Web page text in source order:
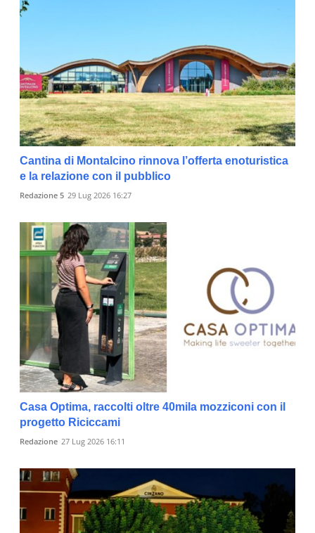
Cantina di Montalcino rinnova l’offerta enoturistica
e la relazione con il pubblico
Redazione 5 29 Lug 2026 16:27
Casa Optima, raccolti oltre 40mila mozziconi con il
progetto Riciccami
Redazione 27 Lug 2026 16:11